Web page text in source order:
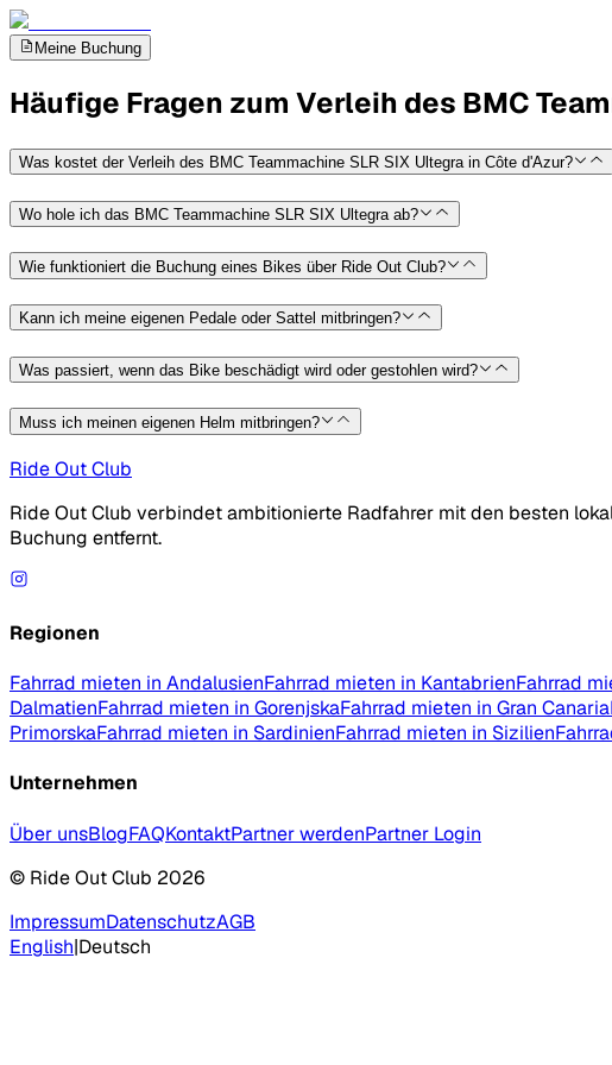
Meine Buchung
Häufige Fragen zum Verleih des BMC
Was kostet der Verleih des BMC Teammachine SLR SIX Ultegra in Côte d'Azur?
Wo hole ich das BMC Teammachine SLR SIX Ultegra ab?
Wie funktioniert die Buchung eines Bikes über Ride Out Club?
Kann ich meine eigenen Pedale oder Sattel mitbringen?
Was passiert, wenn das Bike beschädigt wird oder gestohlen wird?
Muss ich meinen eigenen Helm mitbringen?
Ride Out Club
Ride Out Club verbindet ambitionierte Radfahrer mit den besten
Buchung entfernt.
Regionen
Fahrrad mieten in AndalusienFahrrad mieten in KantabrienFahrrad
DalmatienFahrrad mieten in GorenjskaFahrrad mieten in Gran Canaria
PrimorskaFahrrad mieten in SardinienFahrrad mieten in Sizilien
Unternehmen
Über unsBlogFAQKontaktPartner werdenPartner Login
© Ride Out Club 2026
ImpressumDatenschutzAGB
English|Deutsch